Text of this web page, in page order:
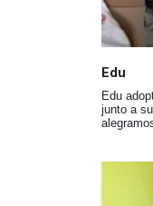
Edu
Edu
junto a